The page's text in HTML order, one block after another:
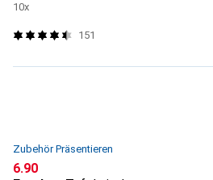
10x
151
Zubehör Präsentieren
CHF
6.90